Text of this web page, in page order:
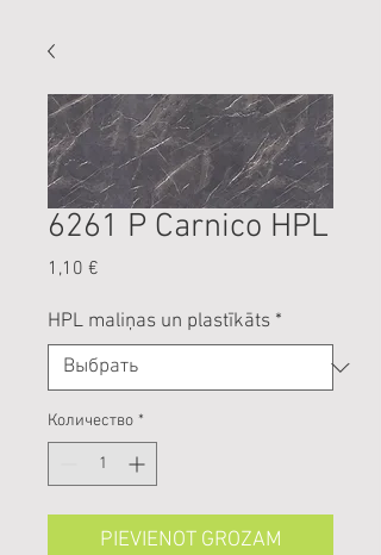
6261 P Carnico HPL
1,10 €
HPL maliņas un plastīkāts *
Количество *
PIEVIENOT GROZAM